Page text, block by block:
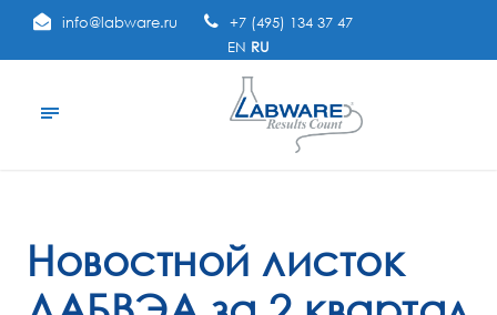
info@labware.ru
+7 (495) 134 37 47
EN RU
Новостной листок